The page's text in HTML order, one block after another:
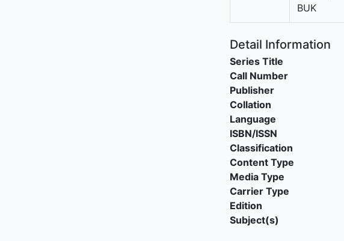
BUK
Detail Information
Series Title
Call Number
Publisher
Collation
Language
ISBN/ISSN
Classification
Content Type
Media Type
Carrier Type
Edition
Subject(s)